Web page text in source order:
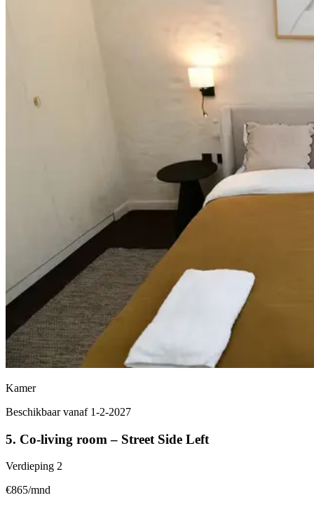
Kamer
Beschikbaar vanaf 1-2-2027
5. Co-living room – Street Side Left
Verdieping 2
€865/mnd